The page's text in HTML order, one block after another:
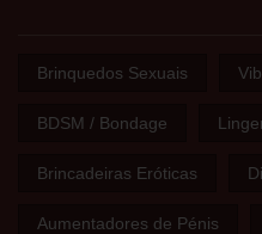
Brinquedos Sexuais
BDSM / Bondage
Brincadeiras Eróticas
Aumentadores de Pénis